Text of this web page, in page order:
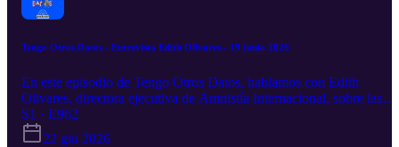
Tengo Otros Datos - Entrevista Edith Olivares - 19 junio 2026
En este episodio de Tengo Otros Datos, hablamos con Edith
Olivares, directora ejecutiva de Amnistía Internacional, sobre las
marchas en Guadalajara y cómo garantizar el derecho a la protesta
en un país que está bajo la mirada internacional.
S1 · E962
22 giu 2026